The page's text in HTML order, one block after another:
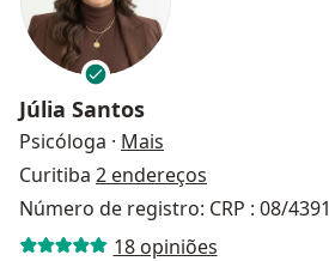
Júlia Santos
Psicóloga · Mais
Curitiba 2 endereços
Número de registro: CRP : 08/
18 opiniões